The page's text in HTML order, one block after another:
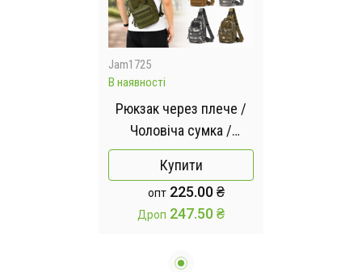
Jam1725
В наявності
Рюкзак через плече /
Чоловіча сумка /
Одноямкова сумка-
барсетка
Купити
опт 225.00 ₴
Дроп 247.50 ₴